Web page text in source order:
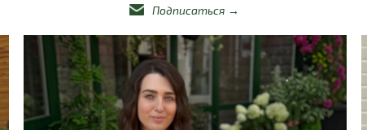
Подписаться →